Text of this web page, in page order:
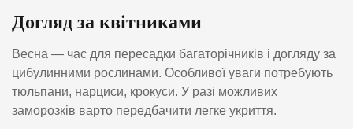
Догляд за квітниками
Весна — час для пересадки багаторічників і догляду за
цибулинними рослинами. Особливої уваги потребують
тюльпани, нарциси, крокуси. У разі можливих
заморозків варто передбачити легке укриття.